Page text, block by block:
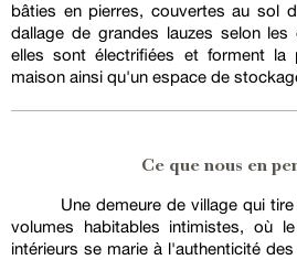
bâties en pierres, couvertes au sol
dallage de grandes lauzes selon
elles sont électrifiées et forment la
maison ainsi qu'un espace de
Ce que nous en
Une demeure de village qui
volumes habitables intimistes, où
intérieurs se marie à l'authenticité